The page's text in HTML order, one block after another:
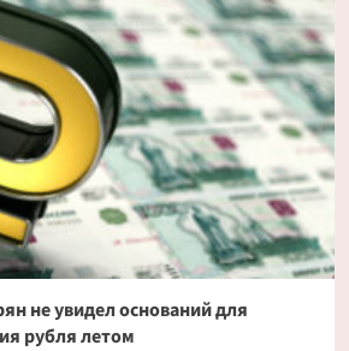
не увидел оснований для
рубля летом